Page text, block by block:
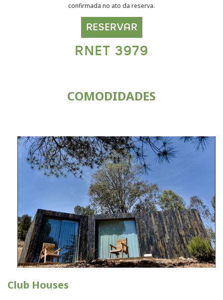
confirmada no ato da reserva.
RESERVAR
RNET 3979
COMODIDADES
Club Houses